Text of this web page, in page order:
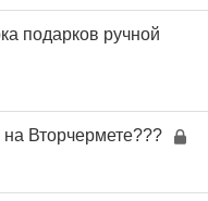
подарков ручной
на Вторчермете???